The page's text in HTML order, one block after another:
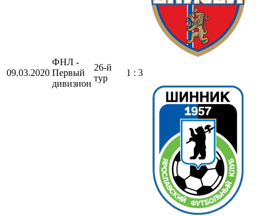
09.03.2020
ФНЛ -
Первый
дивизион
26-й
тур
1 : 3